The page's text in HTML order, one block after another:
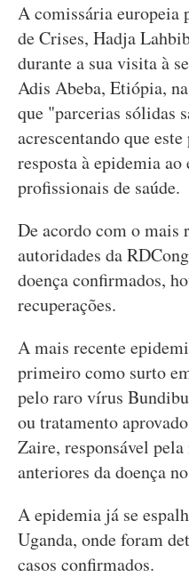
A comissária europeia
de Crises, Hadja
durante a sua visita à
Adis Abeba, Etiópia,
que "parcerias sólidas
acrescentando que
resposta à epidemia
profissionais de saúde.
De acordo com o mais
autoridades da
doença confirmados,
recuperações.
A mais recente
primeiro como surto
pelo raro vírus
ou tratamento
Zaire, responsável
anteriores da doença
A epidemia já se
Uganda, onde foram
casos confirmados.